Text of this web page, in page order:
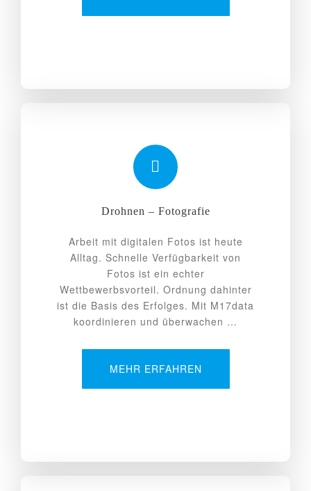
Drohnen – Fotografie
Arbeit mit digitalen Fotos ist heute
Alltag. Schnelle Verfügbarkeit von
Fotos ist ein echter
Wettbewerbsvorteil. Ordnung dahinter
ist die Basis des Erfolges. Mit M17data
koordinieren und überwachen …
MEHR ERFAHREN